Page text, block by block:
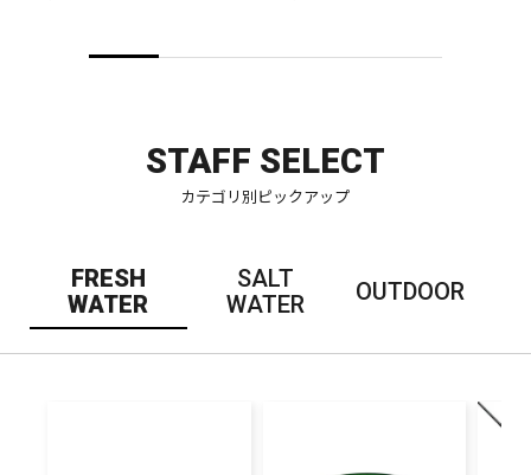
STAFF SELECT
カテゴリ別ピックアップ
FRESH
WATER
SALT
WATER
OUTDOOR